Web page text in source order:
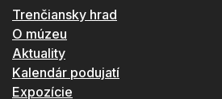
Trenčiansky hrad
O múzeu
Aktuality
Kalendár podujatí
Expozície